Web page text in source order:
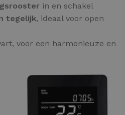
in en schakel
tegelijk, ideaal voor open
voor een harmonieuze en